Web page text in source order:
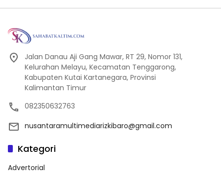
Jalan Danau Aji Gang Mawar, RT 29, Nomor 131,
Kelurahan Melayu, Kecamatan Tenggarong,
Kabupaten Kutai Kartanegara, Provinsi
Kalimantan Timur
082350632763
nusantaramultimediarizkibaro@gmail.com
Kategori
Advertorial